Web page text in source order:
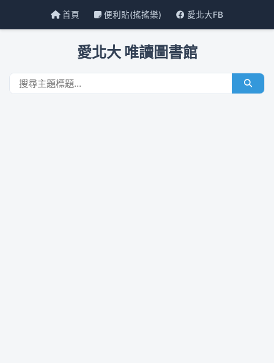
首頁 便利貼(搖搖樂) 愛北大FB
愛北大 唯讀圖書館